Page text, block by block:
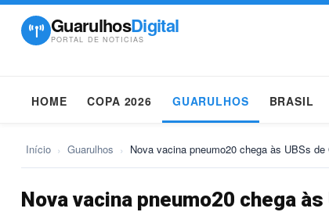
GuarulhosDigital
PORTAL DE NOTICIAS
HOME COPA 2026 GUARULHOS BRASIL
Início › Guarulhos › Nova vacina pneumo20 chega às UBSs
Nova vacina pneumo20 chega